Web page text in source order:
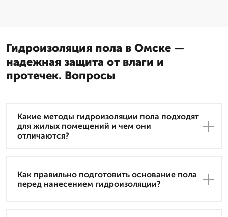
Гидроизоляция пола в Омске —
надежная защита от влаги и
протечек. Вопросы
Какие методы гидроизоляции пола подходят
для жилых помещений и чем они
отличаются?
Как правильно подготовить основание пола
перед нанесением гидроизоляции?